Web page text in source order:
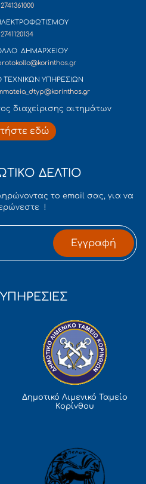
2741361000
2741120134
ΔΗΜΑΡΧΕΙΟΥ
protokollo@korinthos.gr
ΥΠΗΡΕΣΙΩΝ
διαχείρισης αιτημάτων
εδώ
ΔΕΛΤΙΟ
το email σας, για να
!
Εγγραφή
Δημοτικό Λιμενικό Ταμείο
Κορίνθου